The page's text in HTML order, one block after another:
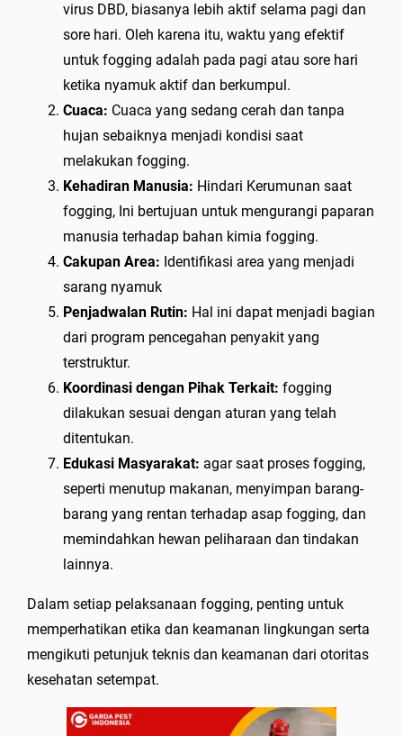
virus DBD, biasanya lebih aktif selama pagi dan
sore hari. Oleh karena itu, waktu yang efektif
untuk fogging adalah pada pagi atau sore hari
ketika nyamuk aktif dan berkumpul.
Cuaca: Cuaca yang sedang cerah dan tanpa
hujan sebaiknya menjadi kondisi saat
melakukan fogging.
Kehadiran Manusia: Hindari Kerumunan saat
fogging, Ini bertujuan untuk mengurangi paparan
manusia terhadap bahan kimia fogging.
Cakupan Area: Identifikasi area yang menjadi
sarang nyamuk
Penjadwalan Rutin: Hal ini dapat menjadi bagian
dari program pencegahan penyakit yang
terstruktur.
Koordinasi dengan Pihak Terkait: fogging
dilakukan sesuai dengan aturan yang telah
ditentukan.
Edukasi Masyarakat: agar saat proses fogging,
seperti menutup makanan, menyimpan barang-
barang yang rentan terhadap asap fogging, dan
memindahkan hewan peliharaan dan tindakan
lainnya.
Dalam setiap pelaksanaan fogging, penting untuk
memperhatikan etika dan keamanan lingkungan serta
mengikuti petunjuk teknis dan keamanan dari otoritas
kesehatan setempat.